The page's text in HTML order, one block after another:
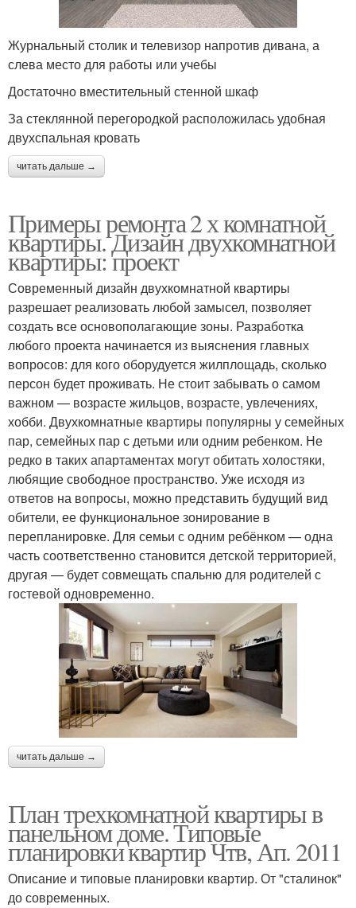
Журнальный столик и телевизор напротив дивана, а
слева место для работы или учебы
Достаточно вместительный стенной шкаф
За стеклянной перегородкой расположилась удобная
двухспальная кровать
читать дальше →
Примеры ремонта 2 х комнатной
квартиры. Дизайн двухкомнатной
квартиры: проект
Современный дизайн двухкомнатной квартиры
разрешает реализовать любой замысел, позволяет
создать все основополагающие зоны. Разработка
любого проекта начинается из выяснения главных
вопросов: для кого оборудуется жилплощадь, сколько
персон будет проживать. Не стоит забывать о самом
важном — возрасте жильцов, возрасте, увлечениях,
хобби. Двухкомнатные квартиры популярны у семейных
пар, семейных пар с детьми или одним ребенком. Не
редко в таких апартаментах могут обитать холостяки,
любящие свободное пространство. Уже исходя из
ответов на вопросы, можно представить будущий вид
обители, ее функциональное зонирование в
перепланировке. Для семьи с одним ребёнком — одна
часть соответственно становится детской территорией,
другая — будет совмещать спальню для родителей с
гостевой одновременно.
читать дальше →
План трехкомнатной квартиры в
панельном доме. Типовые
планировки квартир Чтв, Ап. 2011
Описание и типовые планировки квартир. От "сталинок"
до современных.